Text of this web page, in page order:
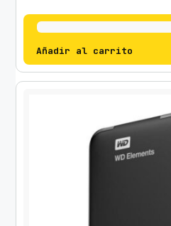
Añadir al carrito